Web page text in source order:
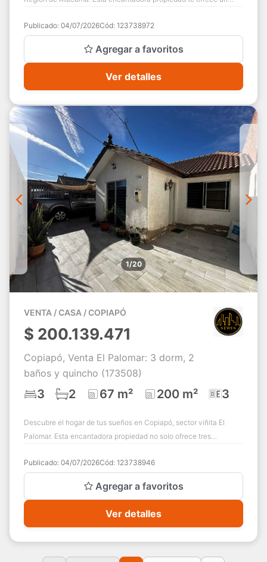
Publicado: 04/07/2026Cód: 123738972
Agregar a favoritos
Ver detalles
1/20
VENTA / CASA / COPIAPÓ
$ 200.139.471
Copiapó, Venta El Palomar: 3 dorm, 2
baños y quincho (173508)
3 2 67 m² 200 m² 3
Descubre el hogar de tus sueños en Copiapó, sector viñita El
Palomar. Esta encantadora propiedad no solo ofrece tres
Publicado: 04/07/2026Cód: 123738946
Agregar a favoritos
Ver detalles